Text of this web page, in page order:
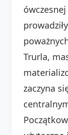
Trurla,
zaczyna